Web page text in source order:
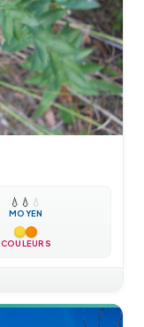
💧 💧 💧
MOYEN
COULEURS